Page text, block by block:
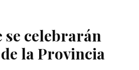
se celebrarán
la Provincia